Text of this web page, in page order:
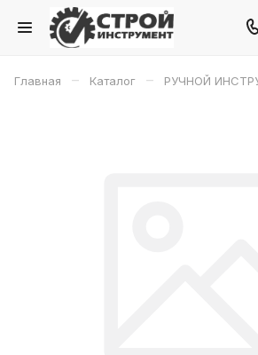
Главная – Каталог – РУЧНОЙ